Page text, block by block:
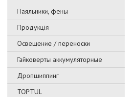
Паяльники, фены
Продукція
Освещение / переноски
Гайковерты аккумуляторные
Дропшиппинг
TOPTUL